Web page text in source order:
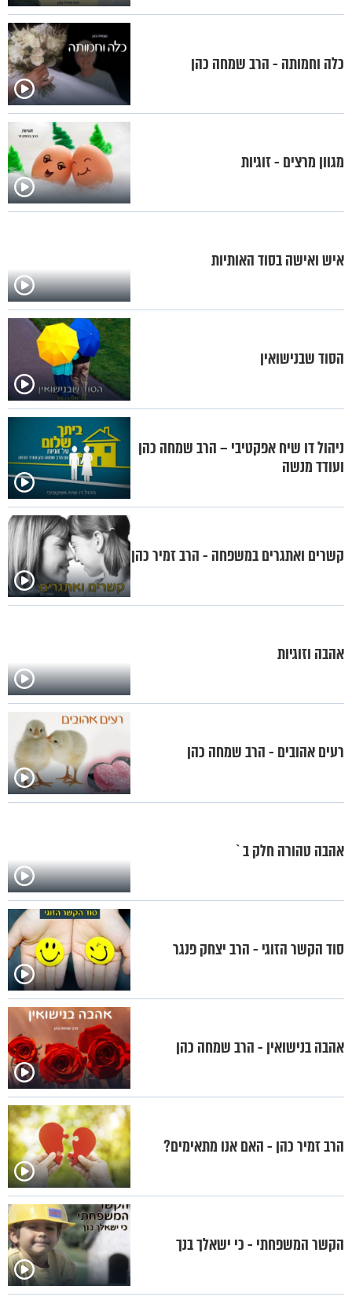
כלה וחמותה - הרב שמחה כהן
מגוון מרצים - זוגיות
איש ואישה בסוד האותיות
הסוד שבנישואין
ניהול דו שיח אפקטיבי – הרב שמחה כהן
ועודד מנשה
קשרים ואתגרים במשפחה - הרב זמיר כהן
אהבה וזוגיות
רעים אהובים - הרב שמחה כהן
אהבה טהורה חלק ב`
סוד הקשר הזוגי - הרב יצחק פנגר
אהבה בנישואין - הרב שמחה כהן
הרב זמיר כהן - האם אנו מתאימים?
הקשר המשפחתי - כי ישאלך בנך